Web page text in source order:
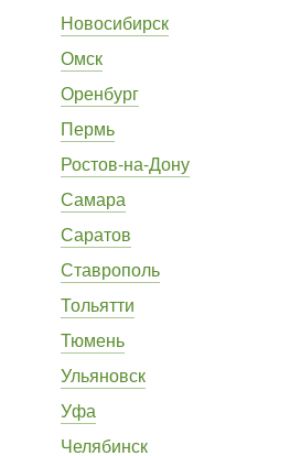
Новосибирск
Омск
Оренбург
Пермь
Ростов-на-Дону
Самара
Саратов
Ставрополь
Тольятти
Тюмень
Ульяновск
Уфа
Челябинск